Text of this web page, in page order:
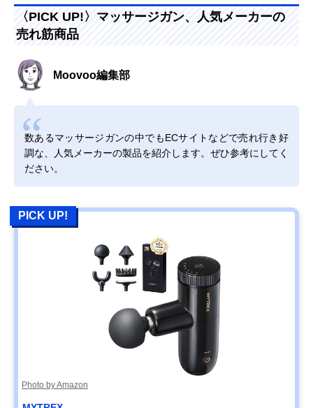
〈PICK UP!〉マッサージガン、人気メーカーの
売れ筋商品
Moovoo編集部
数あるマッサージガンの中でもECサイトなどで売れ行き好
調な、人気メーカーの製品を紹介します。ぜひ参考にしてく
ださい。
PICK UP!
Photo by Amazon